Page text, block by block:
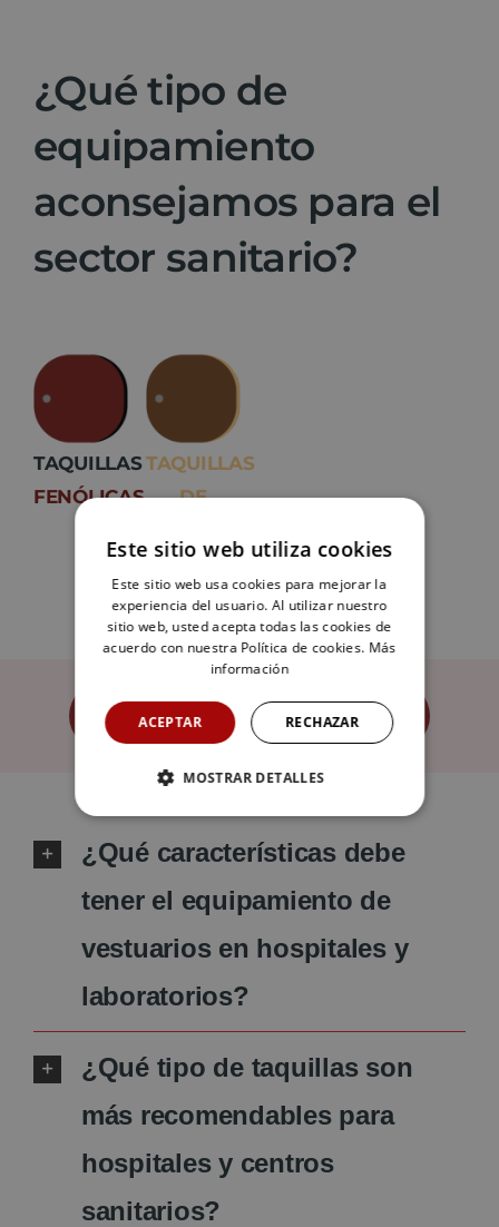
¿Qué tipo de
equipamiento
aconsejamos para el
sector sanitario?
TAQUILLAS
FENÓLICAS
TAQUILLAS
DE
CONTACTAR CON MEGABLOK
¿Qué características debe
tener el equipamiento de
vestuarios en hospitales y
laboratorios?
¿Qué tipo de taquillas son
más recomendables para
hospitales y centros
sanitarios?
Este sitio web utiliza cookies
Este sitio web usa cookies para mejorar la
experiencia del usuario. Al utilizar nuestro
sitio web, usted acepta todas las cookies de
acuerdo con nuestra Política de cookies. Más
información
ACEPTAR RECHAZAR
MOSTRAR DETALLES